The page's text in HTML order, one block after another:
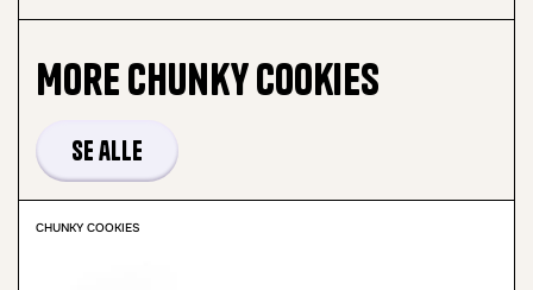
MoreChunky Cookies
Se alle
CHUNKY COOKIES